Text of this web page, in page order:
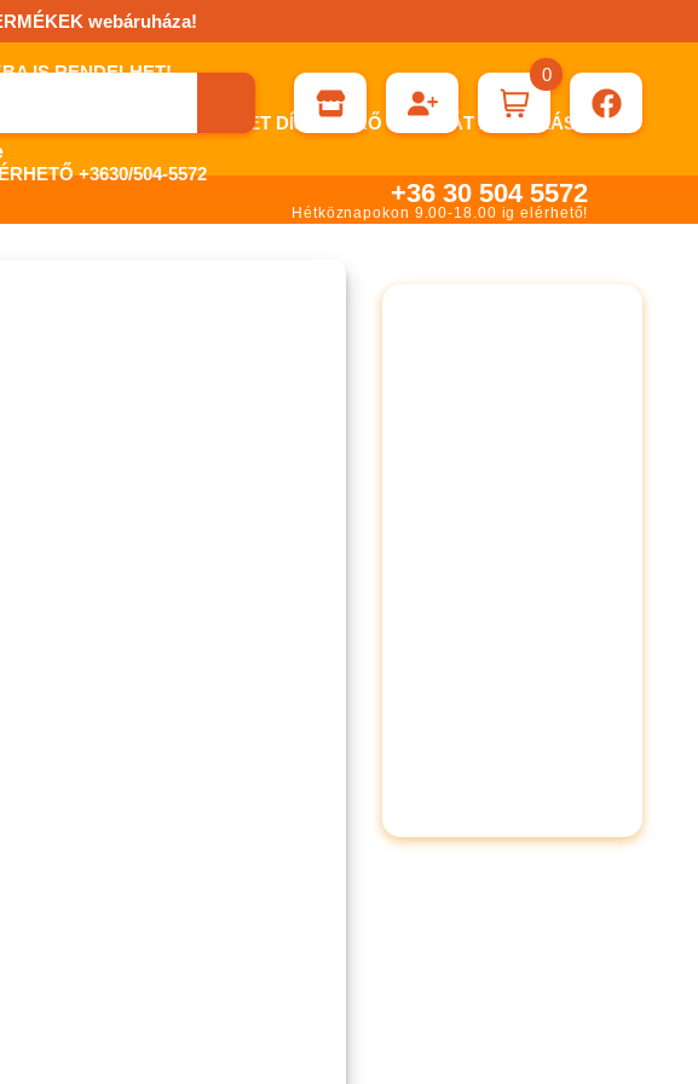
webáruháza!
IS RENDELHET!
SZÜKSÉG ESETÉN KÉRHET DÍJBEKÉRŐ SZÁMLÁT ÁTUTALÁSHOZ.
+3630/504-5572
0
+36 30 504 5572
Hétköznapokon 9.00-18.00 ig elérhető!